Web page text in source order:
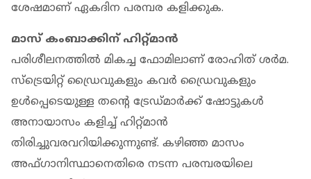
ശേഷമാണ് ഏകദിന പരമ്പര കളിക്കുക.
മാസ് കംബാക്കിന് ഹിറ്റ്മാന്‍
പരിശീലനത്തില്‍ മികച്ച ഫോമിലാണ് രോഹിത് ശര്‍മ.
സ്‌ട്രെയിറ്റ് ഡ്രൈവുകളും കവര്‍ ഡ്രൈവുകളും
ഉള്‍പ്പെടെയുള്ള തന്റെ ട്രേഡ്മാര്‍ക്ക് ഷോട്ടുകള്‍
അനായാസം കളിച്ച് ഹിറ്റ്മാന്‍
തിരിച്ചുവരവറിയിക്കുന്നുണ്ട്. കഴിഞ്ഞ മാസം
അഫ്ഗാനിസ്ഥാനെതിരെ നടന്ന പരമ്പരയിലെ